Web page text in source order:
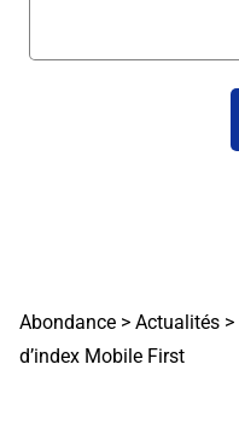
Abondance > Actualités >
d’index Mobile First